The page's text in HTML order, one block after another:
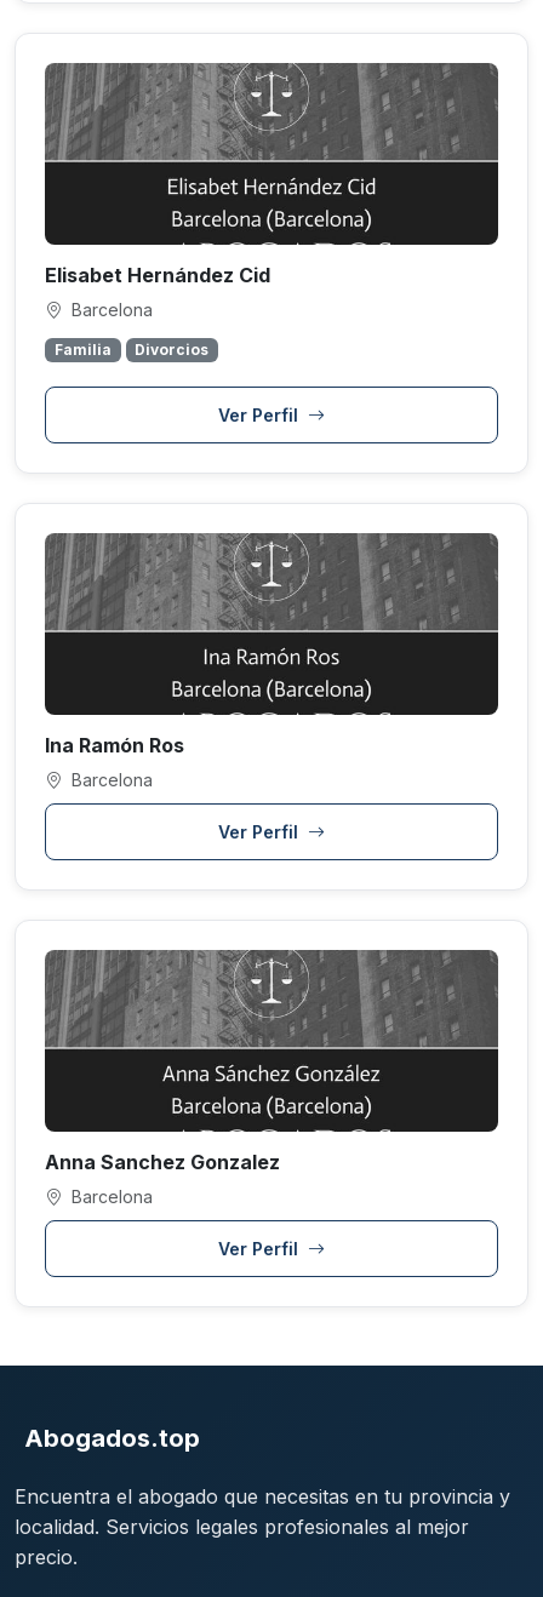
Elisabet Hernández Cid
Barcelona
Familia Divorcios
Ver Perfil
Ina Ramón Ros
Barcelona
Ver Perfil
Anna Sanchez Gonzalez
Barcelona
Ver Perfil
Abogados.top
Encuentra el abogado que necesitas en tu provincia y
localidad. Servicios legales profesionales al mejor
precio.